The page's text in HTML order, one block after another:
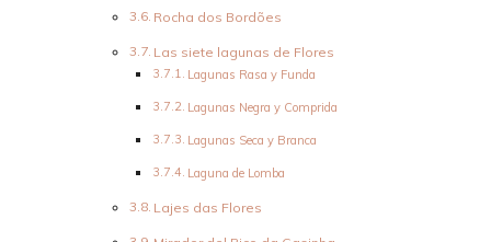
Rocha dos Bordões
Las siete lagunas de Flores
Lagunas Rasa y Funda
Lagunas Negra y Comprida
Lagunas Seca y Branca
Laguna de Lomba
Lajes das Flores